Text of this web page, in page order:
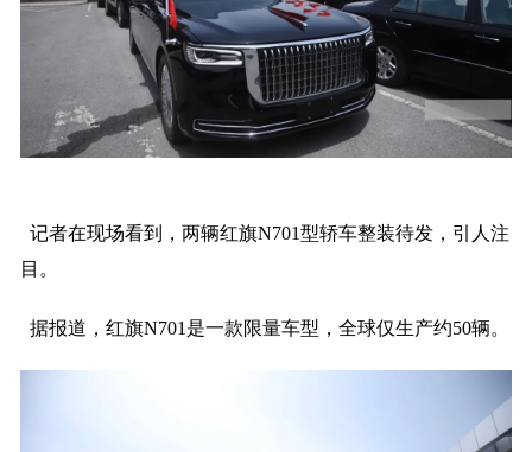
记者在现场看到，两辆红旗N701型轿车整装待发，引人注
目。
据报道，红旗N701是一款限量车型，全球仅生产约50辆。